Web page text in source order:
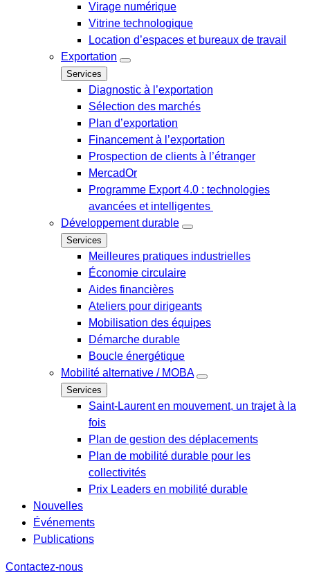
Virage numérique
Vitrine technologique
Location d’espaces et bureaux de travail
Exportation
Services
Diagnostic à l’exportation
Sélection des marchés
Plan d’exportation
Financement à l’exportation
Prospection de clients à l’étranger
MercadOr
Programme Export 4.0 : technologies
avancées et intelligentes
Développement durable
Services
Meilleures pratiques industrielles
Économie circulaire
Aides financières
Ateliers pour dirigeants
Mobilisation des équipes
Démarche durable
Boucle énergétique
Mobilité alternative / MOBA
Services
Saint-Laurent en mouvement, un trajet à la
fois
Plan de gestion des déplacements
Plan de mobilité durable pour les
collectivités
Prix Leaders en mobilité durable
Nouvelles
Événements
Publications
Contactez-nous